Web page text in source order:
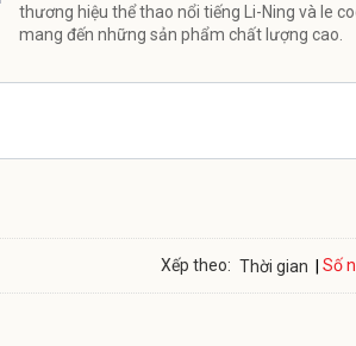
thương hiệu thể thao nổi tiếng Li-Ning và le
mang đến những sản phẩm chất lượng cao.
Xếp theo: Thời gian Số